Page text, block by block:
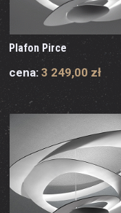
Plafon Pirce
cena: 3 249,00 zł